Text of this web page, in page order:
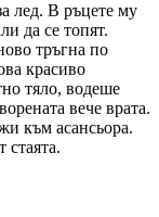
лед. В ръцете му
да се топят.
тръгна по
красиво
тяло, водеше
вече врата.
към асансьора.
стаята.